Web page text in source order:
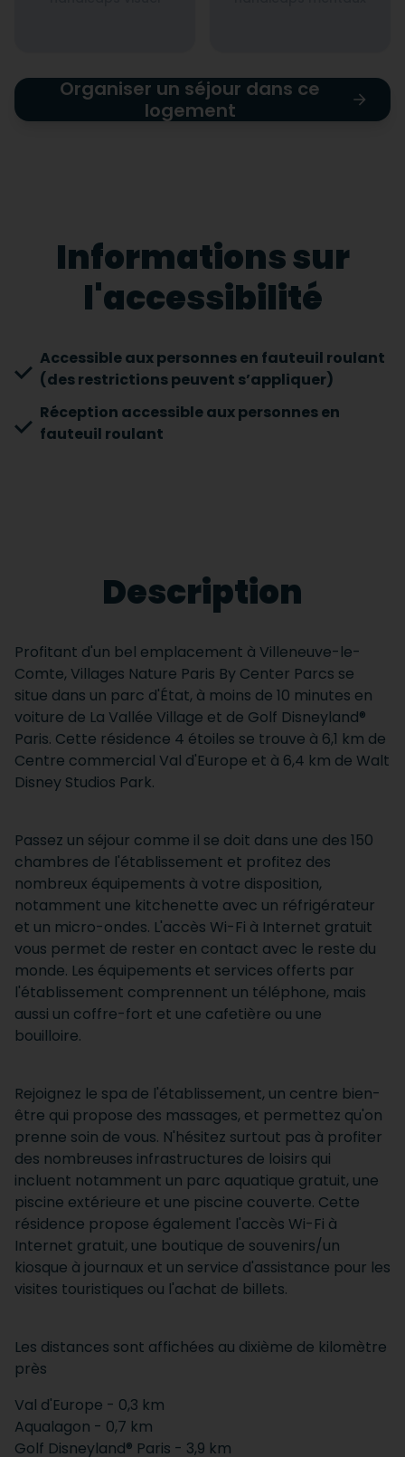
Organiser un séjour dans ce
logement
Informations sur
l'accessibilité
Accessible aux personnes en fauteuil roulant
(des restrictions peuvent s’appliquer)
Réception accessible aux personnes en
fauteuil roulant
Description
Profitant d'un bel emplacement à Villeneuve-le-
Comte, Villages Nature Paris By Center Parcs se
situe dans un parc d'État, à moins de 10 minutes en
voiture de La Vallée Village et de Golf Disneyland®
Paris. Cette résidence 4 étoiles se trouve à 6,1 km de
Centre commercial Val d'Europe et à 6,4 km de Walt
Disney Studios Park.
Passez un séjour comme il se doit dans une des 150
chambres de l'établissement et profitez des
nombreux équipements à votre disposition,
notamment une kitchenette avec un réfrigérateur
et un micro-ondes. L'accès Wi-Fi à Internet gratuit
vous permet de rester en contact avec le reste du
monde. Les équipements et services offerts par
l'établissement comprennent un téléphone, mais
aussi un coffre-fort et une cafetière ou une
bouilloire.
Rejoignez le spa de l'établissement, un centre bien-
être qui propose des massages, et permettez qu'on
prenne soin de vous. N'hésitez surtout pas à profiter
des nombreuses infrastructures de loisirs qui
incluent notamment un parc aquatique gratuit, une
piscine extérieure et une piscine couverte. Cette
résidence propose également l'accès Wi-Fi à
Internet gratuit, une boutique de souvenirs/un
kiosque à journaux et un service d'assistance pour les
visites touristiques ou l'achat de billets.
Les distances sont affichées au dixième de kilomètre
près
Val d'Europe - 0,3 km
Aqualagon - 0,7 km
Golf Disneyland® Paris - 3,9 km